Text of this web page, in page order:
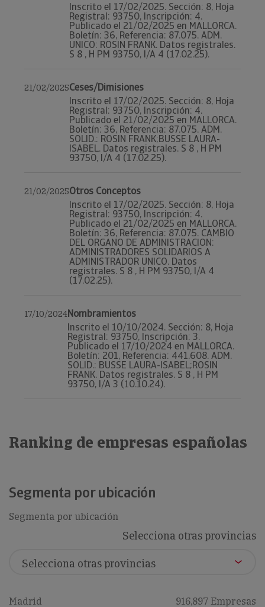
Inscrito el 17/02/2025. Sección: 8, Hoja
Registral: 93750, Inscripción: 4.
Publicado el 21/02/2025 en MALLORCA.
Boletín: 36, Referencia: 87.075. ADM.
UNICO: ROSIN FRANK. Datos registrales.
S 8 , H PM 93750, I/A 4 (17.02.25).
21/02/2025Ceses/Dimisiones
Inscrito el 17/02/2025. Sección: 8, Hoja
Registral: 93750, Inscripción: 4.
Publicado el 21/02/2025 en MALLORCA.
Boletín: 36, Referencia: 87.075. ADM.
SOLID.: ROSIN FRANK;BUSSE LAURA-
ISABEL. Datos registrales. S 8 , H PM
93750, I/A 4 (17.02.25).
21/02/2025Otros Conceptos
Inscrito el 17/02/2025. Sección: 8, Hoja
Registral: 93750, Inscripción: 4.
Publicado el 21/02/2025 en MALLORCA.
Boletín: 36, Referencia: 87.075. CAMBIO
DEL ORGANO DE ADMINISTRACION:
ADMINISTRADORES SOLIDARIOS A
ADMINISTRADOR UNICO. Datos
registrales. S 8 , H PM 93750, I/A 4
(17.02.25).
17/10/2024Nombramientos
Inscrito el 10/10/2024. Sección: 8, Hoja
Registral: 93750, Inscripción: 3.
Publicado el 17/10/2024 en MALLORCA.
Boletín: 201, Referencia: 441.608. ADM.
SOLID.: BUSSE LAURA-ISABEL;ROSIN
FRANK. Datos registrales. S 8 , H PM
93750, I/A 3 (10.10.24).
Ranking de empresas españolas
Segmenta por ubicación
Segmenta por ubicación
Selecciona otras provincias
Madrid 916,897 Empresas